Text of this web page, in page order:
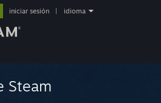
iniciar sesión idioma
Steam